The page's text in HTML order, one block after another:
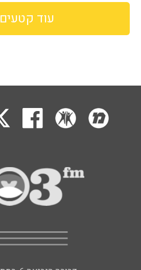
עוד קטעים